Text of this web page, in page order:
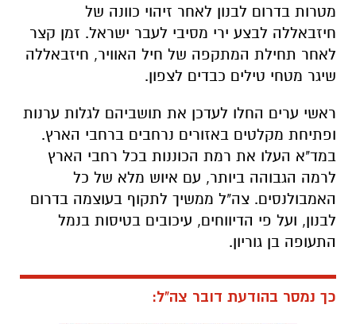
מטרות בדרום לבנון לאחר זיהוי כוונה של
חיזבאללה לבצע ירי מסיבי לעבר ישראל. זמן קצר
לאחר תחילת המתקפה של חיל האוויר, חיזבאללה
שיגר מטחי טילים כבדים לצפון.
ראשי ערים החלו לעדכן את תושביהם לגלות ערנות
ופתיחת מקלטים באזורים נרחבים ברחבי הארץ.
במד"א העלו את רמת הכוננות בכל רחבי הארץ
לרמה הגבוהה ביותר, עם איוש מלא של כל
האמבולנסים. צה"ל ממשיך לתקוף בעוצמה בדרום
לבנון, ועל פי הדיווחים, עיכובים בטיסות בנמל
התעופה בן גוריון.
כך נמסר בהודעת דובר צה"ל: